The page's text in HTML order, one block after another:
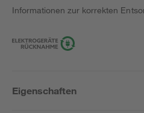
Informationen zur korrekten
Eigenschaften